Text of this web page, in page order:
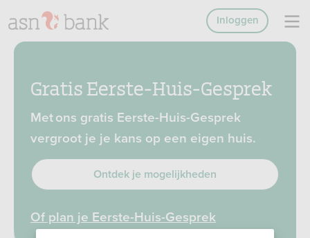
Inloggen
Gratis Eerste-Huis-Gesprek
Met ons gratis Eerste-Huis-Gesprek
vergroot je je kans op een eigen huis.
Ontdek je mogelijkheden
Of plan je Eerste-Huis-Gesprek